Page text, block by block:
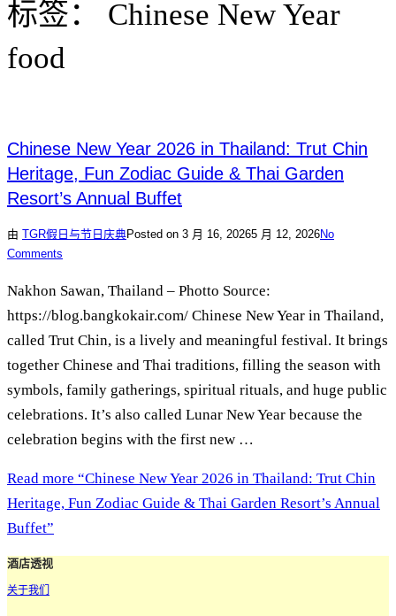
标签： Chinese New Year
food
Chinese New Year 2026 in Thailand: Trut Chin
Heritage, Fun Zodiac Guide & Thai Garden
Resort’s Annual Buffet
由 TGR假日与节日庆典Posted on 3 月 16, 20265 月 12, 2026No
Comments
Nakhon Sawan, Thailand – Photto Source:
https://blog.bangkokair.com/ Chinese New Year in Thailand,
called Trut Chin, is a lively and meaningful festival. It brings
together Chinese and Thai traditions, filling the season with
symbols, family gatherings, spiritual rituals, and huge public
celebrations. It’s also called Lunar New Year because the
celebration begins with the first new …
Read more “Chinese New Year 2026 in Thailand: Trut Chin
Heritage, Fun Zodiac Guide & Thai Garden Resort’s Annual
Buffet”
酒店透视
关于我们